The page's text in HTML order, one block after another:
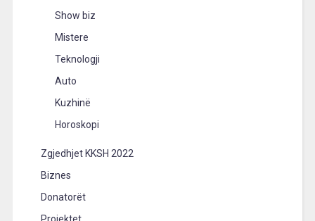
Show biz
Mistere
Teknologji
Auto
Kuzhinë
Horoskopi
Zgjedhjet KKSH 2022
Biznes
Donatorët
Projektet